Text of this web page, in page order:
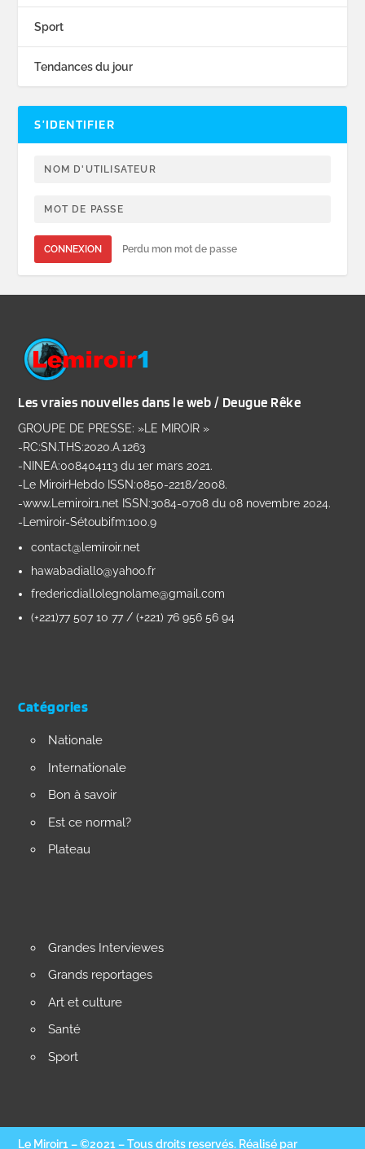
Sport
Tendances du jour
S’IDENTIFIER
CONNEXION Perdu mon mot de passe
Les vraies nouvelles dans le web / Deugue Rêke
GROUPE DE PRESSE: »LE MIROIR »
-RC:SN.THS:2020.A.1263
-NINEA:008404113 du 1er mars 2021.
-Le MiroirHebdo ISSN:0850-2218/2008.
-www.Lemiroir1.net ISSN:3084-0708 du 08 novembre 2024.
-Lemiroir-Sétoubifm:100.9
contact@lemiroir.net
hawabadiallo@yahoo.fr
fredericdiallolegnolame@gmail.com
(+221)77 507 10 77 / (+221) 76 956 56 94
Catégories
Nationale
Internationale
Bon à savoir
Est ce normal?
Plateau
Grandes Interviewes
Grands reportages
Art et culture
Santé
Sport
Le Miroir1 – ©2021 – Tous droits reservés. Réalisé par